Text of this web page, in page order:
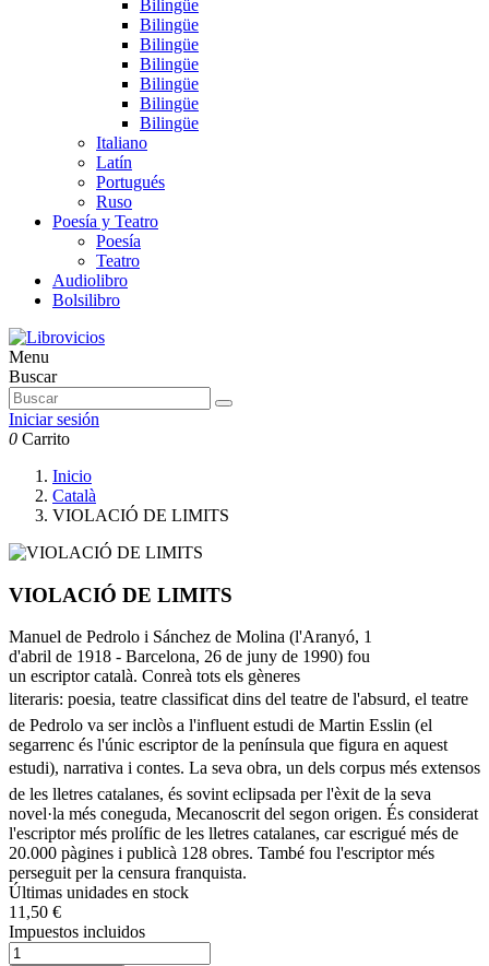
Bilingüe
Bilingüe
Bilingüe
Bilingüe
Bilingüe
Bilingüe
Bilingüe
Italiano
Latín
Portugués
Ruso
Poesía y Teatro
Poesía
Teatro
Audiolibro
Bolsilibro
Menu
Buscar
Iniciar sesión
0 Carrito
Inicio
Català
VIOLACIÓ DE LIMITS
VIOLACIÓ DE LIMITS
Manuel de Pedrolo i Sánchez de Molina (l'Aranyó, 1
d'abril de 1918 - Barcelona, 26 de juny de 1990) fou
un escriptor català. Conreà tots els gèneres
literaris: poesia, teatre classificat dins del teatre de l'absurd, el teatre
de Pedrolo va ser inclòs a l'influent estudi de Martin Esslin (el
segarrenc és l'únic escriptor de la península que figura en aquest
estudi), narrativa i contes. La seva obra, un dels corpus més extensos
de les lletres catalanes, és sovint eclipsada per l'èxit de la seva
novel·la més coneguda, Mecanoscrit del segon origen. És considerat
l'escriptor més prolífic de les lletres catalanes, car escrigué més de
20.000 pàgines i publicà 128 obres. També fou l'escriptor més
perseguit per la censura franquista.
Últimas unidades en stock
11,50 €
Impuestos incluidos